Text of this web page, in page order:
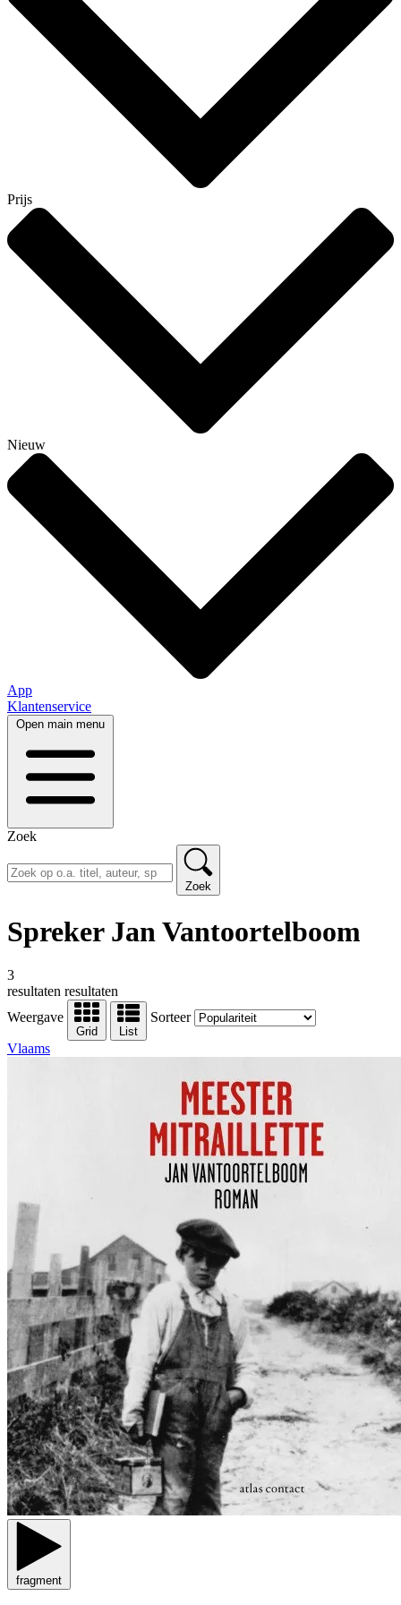
Prijs
Nieuw
App
Klantenservice
Open main menu
Zoek
Zoek
Spreker Jan Vantoortelboom
3
resultaten resultaten
Weergave
Grid List
Sorteer
Vlaams
fragment